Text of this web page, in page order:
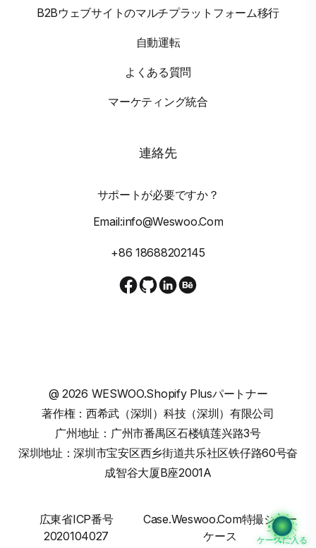
ケースに入る
B2Bウェブサイトのマルチプラットフォーム移行
自動運転
よくある質問
マーケティング統合
連絡先
サポートが必要ですか？
Email:info@weswoo.com
+86 18688202145
@2026 WESWOO.Shopify Plusパートナー
著作権：西希武（深圳）科技（深圳）有限公司
广州地址：广州市番禺区石楼镇莲兴路3号
深圳地址：深圳市宝安区西乡街道共乐社区铁仔路60号奋
成智谷大厦B座2001A
広東省ICP番号
2020104027
Case.weswoo.com特撮ショー
ケース